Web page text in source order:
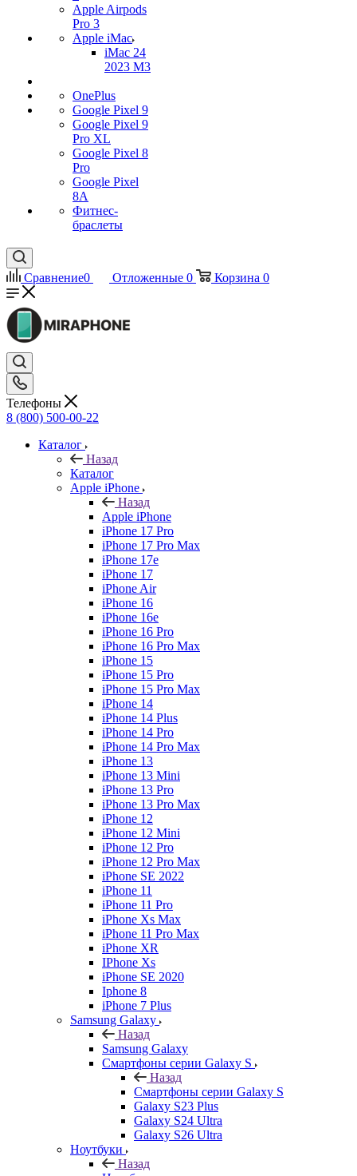
Apple Airpods
Pro 3
Apple iMac
iMac 24
2023 M3
OnePlus
Google Pixel 9
Google Pixel 9
Pro XL
Google Pixel 8
Pro
Google Pixel
8A
Фитнес-
браслеты
Сравнение0 Отложенные 0 Корзина 0
Телефоны
8 (800) 500-00-22
Каталог
Назад
Каталог
Apple iPhone
Назад
Apple iPhone
iPhone 17 Pro
iPhone 17 Pro Max
iPhone 17e
iPhone 17
iPhone Air
iPhone 16
iPhone 16e
iPhone 16 Pro
iPhone 16 Pro Max
iPhone 15
iPhone 15 Pro
iPhone 15 Pro Max
iPhone 14
iPhone 14 Plus
iPhone 14 Pro
iPhone 14 Pro Max
iPhone 13
iPhone 13 Mini
iPhone 13 Pro
iPhone 13 Pro Max
iPhone 12
iPhone 12 Mini
iPhone 12 Pro
iPhone 12 Pro Max
iPhone SE 2022
iPhone 11
iPhone 11 Pro
iPhone Xs Max
iPhone 11 Pro Max
iPhone XR
IPhone Xs
iPhone SE 2020
Iphone 8
iPhone 7 Plus
Samsung Galaxy
Назад
Samsung Galaxy
Смартфоны серии Galaxy S
Назад
Смартфоны серии Galaxy S
Galaxy S23 Plus
Galaxy S24 Ultra
Galaxy S26 Ultra
Ноутбуки
Назад